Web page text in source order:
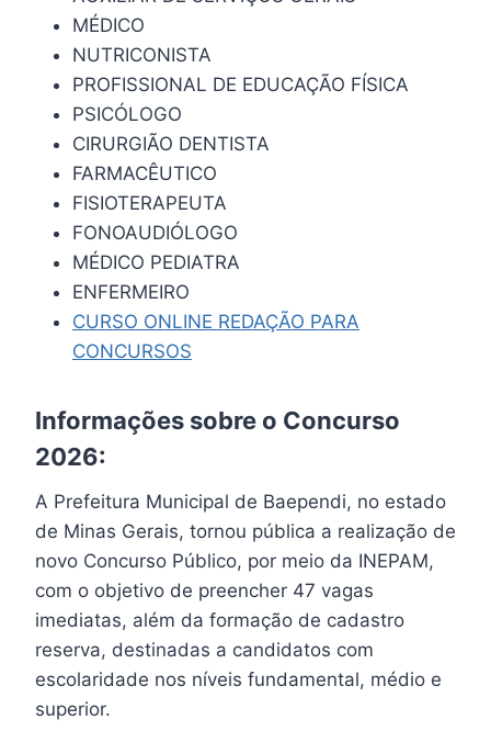
MÉDICO
NUTRICONISTA
PROFISSIONAL DE EDUCAÇÃO FÍSICA
PSICÓLOGO
CIRURGIÃO DENTISTA
FARMACÊUTICO
FISIOTERAPEUTA
FONOAUDIÓLOGO
MÉDICO PEDIATRA
ENFERMEIRO
CURSO ONLINE REDAÇÃO PARA
CONCURSOS
Informações sobre o Concurso
2026:
A Prefeitura Municipal de Baependi, no estado
de Minas Gerais, tornou pública a realização de
novo Concurso Público, por meio da INEPAM,
com o objetivo de preencher 47 vagas
imediatas, além da formação de cadastro
reserva, destinadas a candidatos com
escolaridade nos níveis fundamental, médio e
superior.